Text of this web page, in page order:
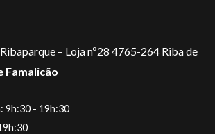
– Loja nº28 4765-264 Riba de
Famalicão
9h:30 - 19h:30